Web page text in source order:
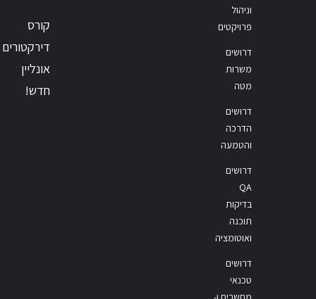
וניהול
פרויקטים
דרושים
משרות
מטה
דרושים
הדרכה
והטמעה
דרושים
QA
בדיקות
תוכנה
ואוטומציה
דרושים
טכנאי
קורס
דירקטורים
אונליין
חדש!